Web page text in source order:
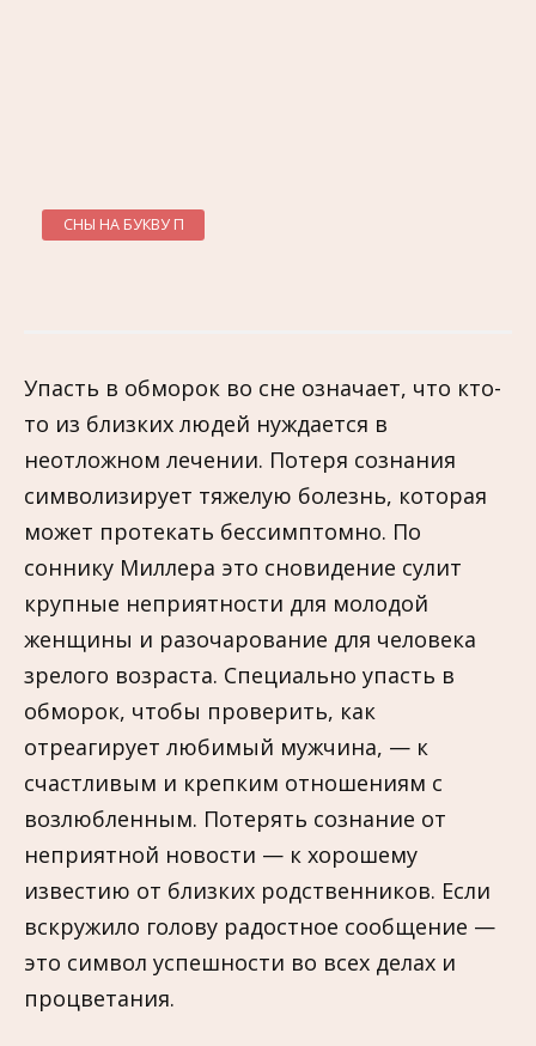
СНЫ НА БУКВУ П
Упасть в обморок во сне означает, что кто-
то из близких людей нуждается в
неотложном лечении. Потеря сознания
символизирует тяжелую болезнь, которая
может протекать бессимптомно. По
соннику Миллера это сновидение сулит
крупные неприятности для молодой
женщины и разочарование для человека
зрелого возраста. Специально упасть в
обморок, чтобы проверить, как
отреагирует любимый мужчина, — к
счастливым и крепким отношениям с
возлюбленным. Потерять сознание от
неприятной новости — к хорошему
известию от близких родственников. Если
вскружило голову радостное сообщение —
это символ успешности во всех делах и
процветания.